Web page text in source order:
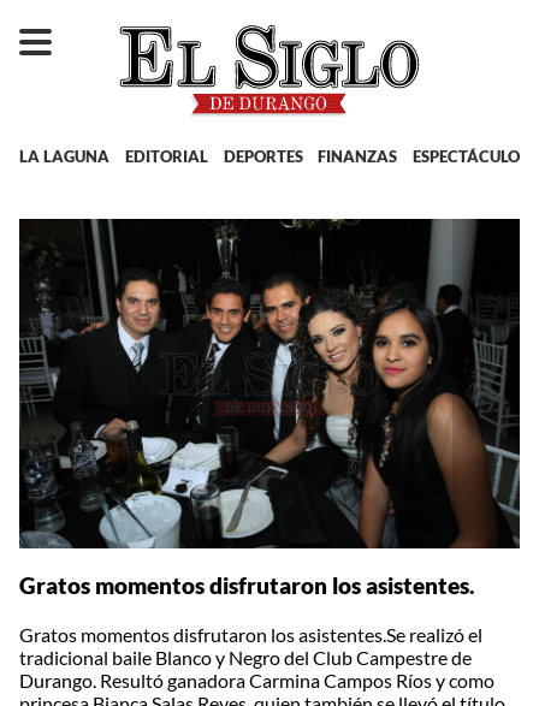
LA LAGUNA EDITORIAL DEPORTES FINANZAS ESPECTÁCULOS
Gratos momentos disfrutaron los asistentes.
Gratos momentos disfrutaron los asistentes.Se realizó el
tradicional baile Blanco y Negro del Club Campestre de
Durango. Resultó ganadora Carmina Campos Ríos y como